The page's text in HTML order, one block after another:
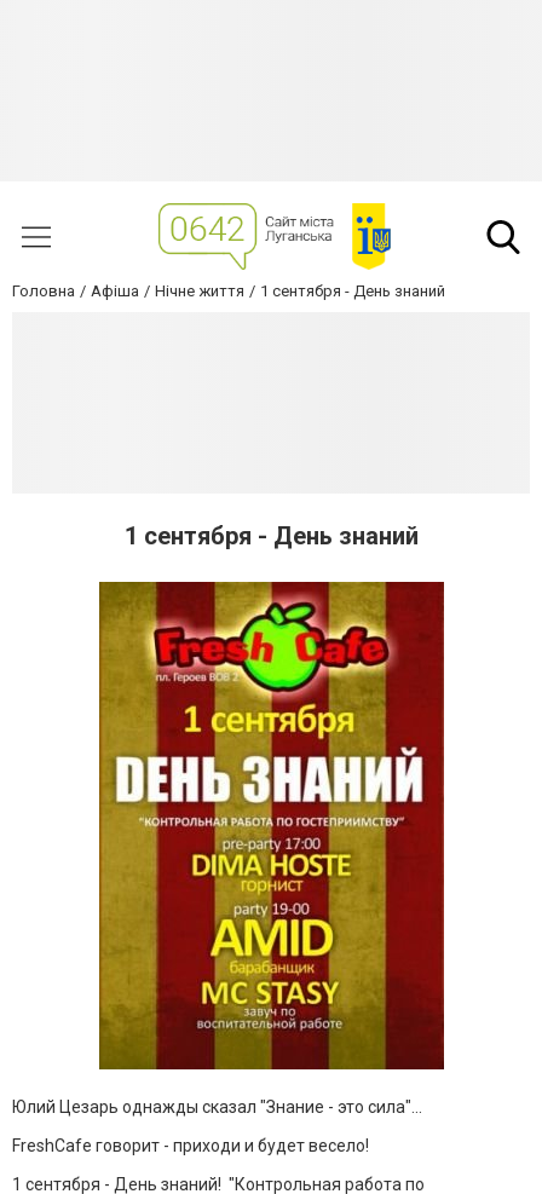
Головна Афіша Нічне життя 1 сентября - День знаний
1 сентября - День знаний
Юлий Цезарь однажды сказал "Знание - это сила"...
FreshCafe говорит - приходи и будет весело!
1 сентября - День знаний! "Контрольная работа по